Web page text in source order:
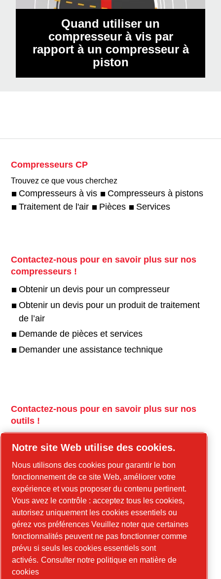
Quand utiliser un
compresseur à vis par
rapport à un compresseur à
piston
Compresseurs CP
Trouvez ce que vous cherchez
Compresseurs à vis
Compresseurs à pistons
Traitement de l'air
Pièces Services
Contactez-nous pour en savoir plus sur nos
compresseurs !
Obtenir un devis pour un compresseur
Obtenir un devis pour un produit de traitement
de l’air
Demande de pièces et services
Demander une assistance technique
Contactez-nous pour en savoir plus sur nos
outils !
Contactez-nous pour en savoir plus sur nos
équipements de construction et l'énergie
mobile !
power-technique.com/fr
LinkedIn
YouTube
Notre site Web utilise des cookies.
Nous utilisons des cookies pour garantir le bon
fonctionnement de ce site Web, améliorer votre
expérience et vous proposer du contenu pertinent.
Vous avez le contrôle : acceptez tous les cookies,
autorisez uniquement les cookies essentiels ou
gérez vos préférences Veuillez noter que certaines
fonctionnalités peuvent ne pas fonctionner comme
prévu si seuls les cookies essentiels sont
activés. Consulter notre politique en matière de
cookies